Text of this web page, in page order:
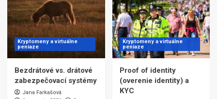
Kryptomeny a virtuálne
peniaze
Bezdrátové vs. drátové
zabezpečovací systémy
Jana Farkašová
Kryptomeny a virtuálne
peniaze
Proof of identity
(overenie identity) a
KYC